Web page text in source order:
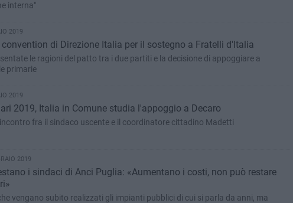
interna"
2019
convention di Direzione Italia per il sostegno a Fratelli d'Italia
le ragioni del patto tra i due partiti e la decisione di appoggiare a
primarie
2019
2019, Italia in Comune studia l'appoggio a Decaro
fra il sindaco uscente e il coordinatore cittadino Madetti
2019
i sindaci di Anci Puglia: «Aumentano i costi, non può restare
vengano subito realizzati gli impianti pubblici di cui si parla da anni, ma